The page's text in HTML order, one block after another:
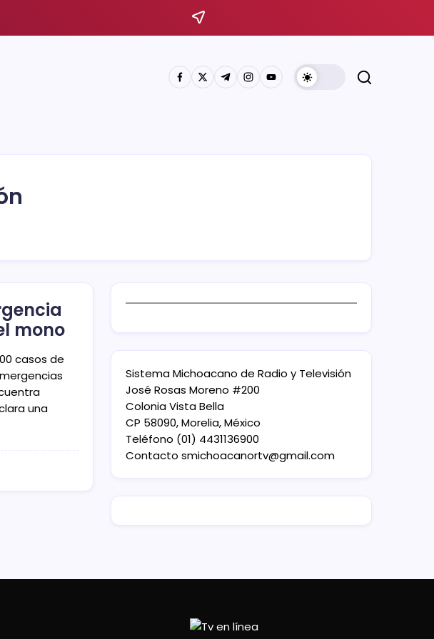
mono
casos de
una
Sistema Michoacano de Radio y Televisión
José Rosas Moreno #200
Colonia Vista Bella
CP 58090, Morelia, México
Teléfono (01) 4431136900
Contacto smichoacanortv@gmail.com